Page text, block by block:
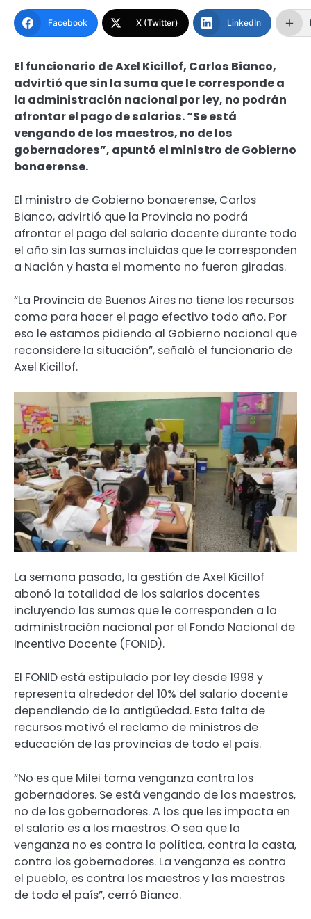
Facebook X (Twitter) LinkedIn
El funcionario de Axel Kicillof, Carlos Bianco,
advirtió que sin la suma que le corresponde a
la administración nacional por ley, no podrán
afrontar el pago de salarios. “Se está
vengando de los maestros, no de los
gobernadores”, apuntó el ministro de Gobierno
bonaerense.
El ministro de Gobierno bonaerense, Carlos
Bianco, advirtió que la Provincia no podrá
afrontar el pago del salario docente durante todo
el año sin las sumas incluidas que le corresponden
a Nación y hasta el momento no fueron giradas.
“La Provincia de Buenos Aires no tiene los recursos
como para hacer el pago efectivo todo año. Por
eso le estamos pidiendo al Gobierno nacional que
reconsidere la situación”, señaló el funcionario de
Axel Kicillof.
La semana pasada, la gestión de Axel Kicillof
abonó la totalidad de los salarios docentes
incluyendo las sumas que le corresponden a la
administración nacional por el Fondo Nacional de
Incentivo Docente (FONID).
El FONID está estipulado por ley desde 1998 y
representa alrededor del 10% del salario docente
dependiendo de la antigüedad. Esta falta de
recursos motivó el reclamo de ministros de
educación de las provincias de todo el país.
“No es que Milei toma venganza contra los
gobernadores. Se está vengando de los maestros,
no de los gobernadores. A los que les impacta en
el salario es a los maestros. O sea que la
venganza no es contra la política, contra la casta,
contra los gobernadores. La venganza es contra
el pueblo, es contra los maestros y las maestras
de todo el país”, cerró Bianco.